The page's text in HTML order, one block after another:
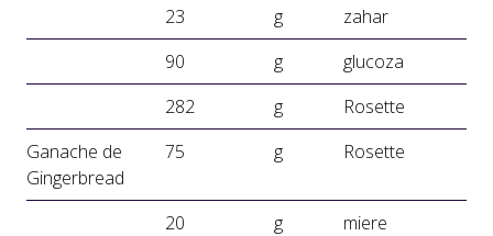
23
g
zahar
90
g
glucoza
282
g
Rosette
Ganache de
Gingerbread
75 g Rosette
20 g
miere